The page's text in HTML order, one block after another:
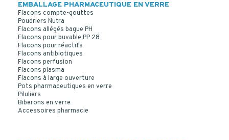
EMBALLAGE PHARMACEUTIQUE EN VERRE
Flacons compte-gouttes
Poudriers Nutra
Flacons allégés bague PH
Flacons pour buvable PP 28
Flacons pour réactifs
Flacons antibiotiques
Flacons perfusion
Flacons plasma
Flacons à large ouverture
Pots pharmaceutiques en verre
Piluliers
Biberons en verre
Accessoires pharmacie